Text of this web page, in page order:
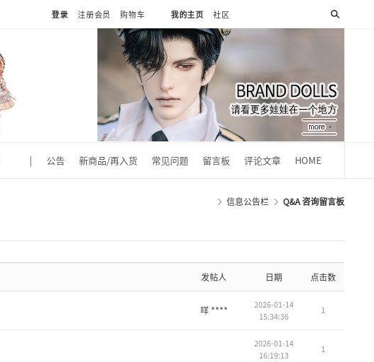
登录 注册会员 购物车 我的主页 社区
| 公告 新商品/再入货 常见问题 留言板 评论文章 HOME
信息公告栏 Q&A 咨询留言板
发帖人 日期 点击数
咩 ****
2026-01-14
15:34:36
1
2026-01-14
16:19:13
1